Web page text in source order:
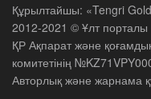
Құрылтайшы: «Tengri
2012-2021 © Ұлт порталы
ҚР Ақпарат және
комитетінің
Авторлық және жарнама